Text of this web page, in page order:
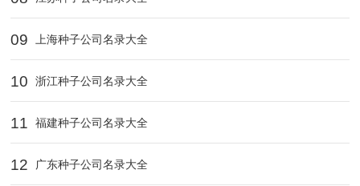
09 上海种子公司名录大全
10 浙江种子公司名录大全
11 福建种子公司名录大全
12 广东种子公司名录大全